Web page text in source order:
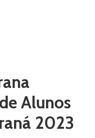
Alunos
2023